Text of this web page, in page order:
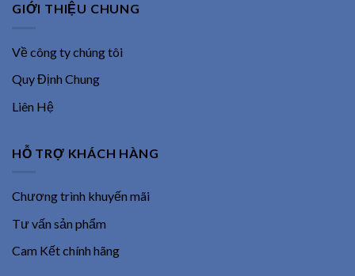
GIỚI THIỆU CHUNG
Về công ty chúng tôi
Quy Định Chung
Liên Hệ
HỖ TRỢ KHÁCH HÀNG
Chương trình khuyến mãi
Tư vấn sản phẩm
Cam Kết chính hãng